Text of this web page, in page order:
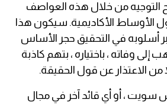
التوجيه من خلال هذه العواصف
الأوساط الأكاديمية. سيكون هذا
أسلوبه في التحقيق حجر الأساس
إلى وفاته ، باختياره ، بتهم كاذبة
من الاعتذار عن قول الحقيقة.
، أو أي قائد آخر في مجال